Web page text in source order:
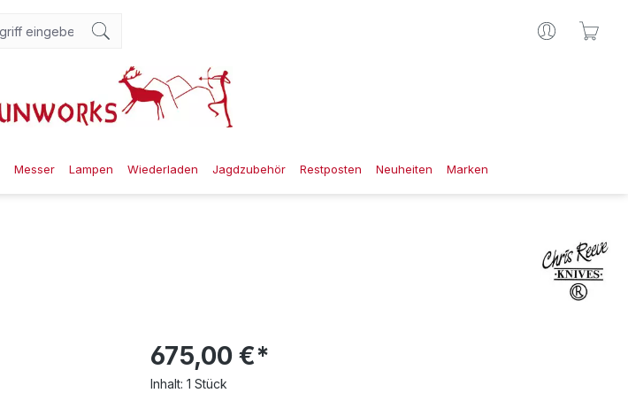
Messer Lampen Wiederladen Jagdzubehör Restposten Neuheiten Marken
675,00 €*
Inhalt: 1 Stück